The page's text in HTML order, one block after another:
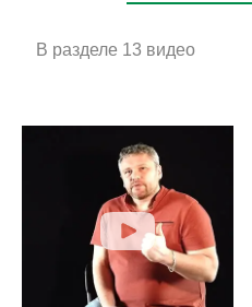
В разделе 13 видео